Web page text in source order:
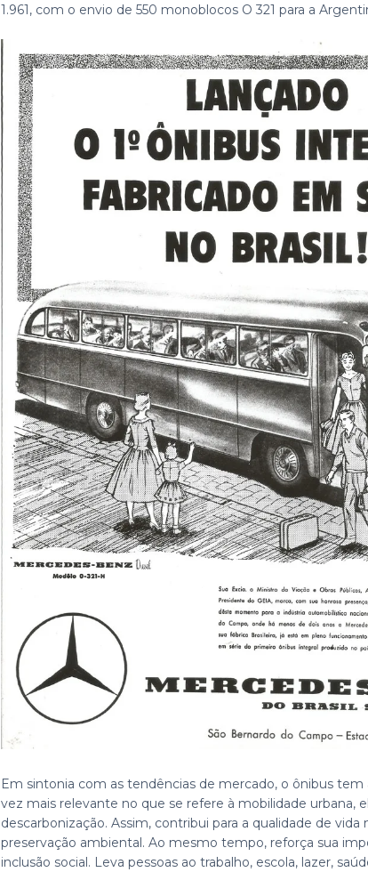
1.961, com o envio de 550 monoblocos O 321 para a
Em sintonia com as tendências de mercado, o ônibus tem
vez mais relevante no que se refere à mobilidade urbana,
descarbonização. Assim, contribui para a qualidade de vida
preservação ambiental. Ao mesmo tempo, reforça sua
inclusão social. Leva pessoas ao trabalho, escola, lazer,